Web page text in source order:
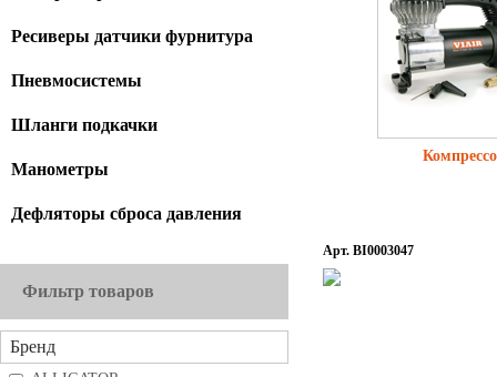
Ресиверы датчики фурнитура
Пневмосистемы
Шланги подкачки
Манометры
Дефляторы сброса давления
Фильтр товаров
Бренд
Арт. BI0003047